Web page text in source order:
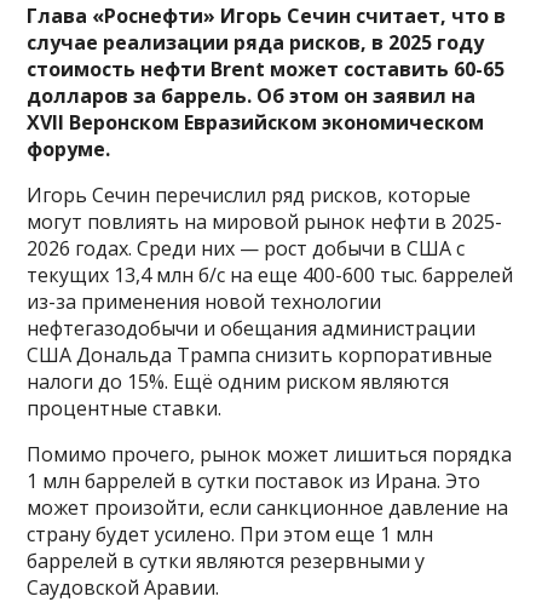
Глава «Роснефти» Игорь Сечин считает, что в
случае реализации ряда рисков, в 2025 году
стоимость нефти Brent может составить 60-65
долларов за баррель. Об этом он заявил на
XVII Веронском Евразийском экономическом
форуме.
Игорь Сечин перечислил ряд рисков, которые
могут повлиять на мировой рынок нефти в 2025-
2026 годах. Среди них — рост добычи в США с
текущих 13,4 млн б/с на еще 400-600 тыс. баррелей
из-за применения новой технологии
нефтегазодобычи и обещания администрации
США Дональда Трампа снизить корпоративные
налоги до 15%. Ещё одним риском являются
процентные ставки.
Помимо прочего, рынок может лишиться порядка
1 млн баррелей в сутки поставок из Ирана. Это
может произойти, если санкционное давление на
страну будет усилено. При этом еще 1 млн
баррелей в сутки являются резервными у
Саудовской Аравии.